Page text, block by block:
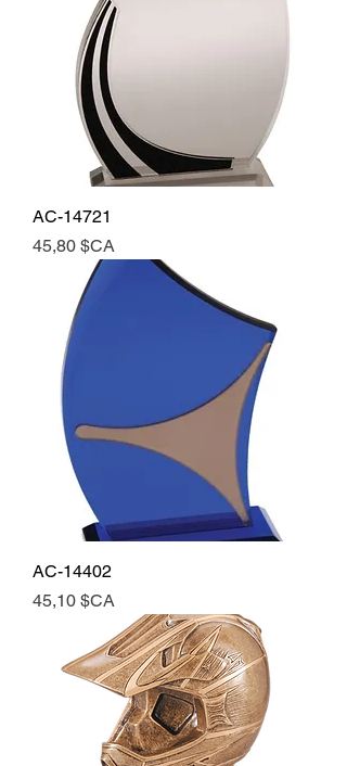
AC-14721
Prix
45,80 $CA
AC-14402
Prix
45,10 $CA